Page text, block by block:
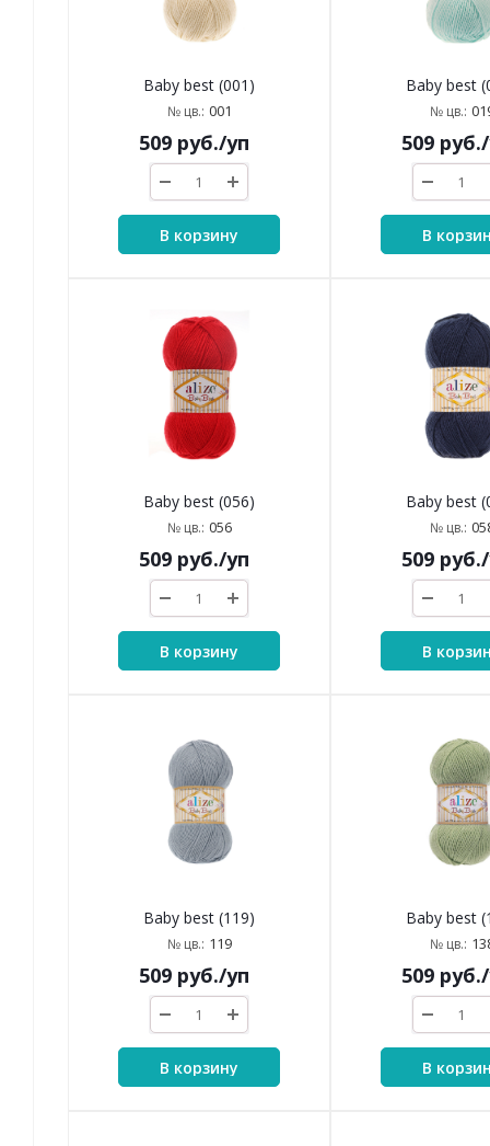
Baby best (001)
№ цв.: 001
509руб./уп
В корзину
Baby best
№ цв.:
509руб.
В
Baby best (056)
№ цв.: 056
509руб./уп
В корзину
Baby best
№ цв.:
509руб.
В
Baby best (119)
№ цв.: 119
509руб./уп
В корзину
Baby best
№ цв.:
509руб.
В